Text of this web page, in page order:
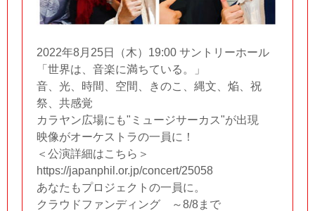
2022年8月25日（木）19:00 サントリーホール
「世界は、音楽に満ちている。」
音、光、時間、空間、きのこ、縄文、焔、祝
祭、共感覚
カラヤン広場にも"ミュージサーカス"が出現
映像がオーケストラの一員に！
＜公演詳細はこちら＞
https://japanphil.or.jp/concert/25058
あなたもプロジェクトの一員に。
クラウドファンディング ～8/8まで